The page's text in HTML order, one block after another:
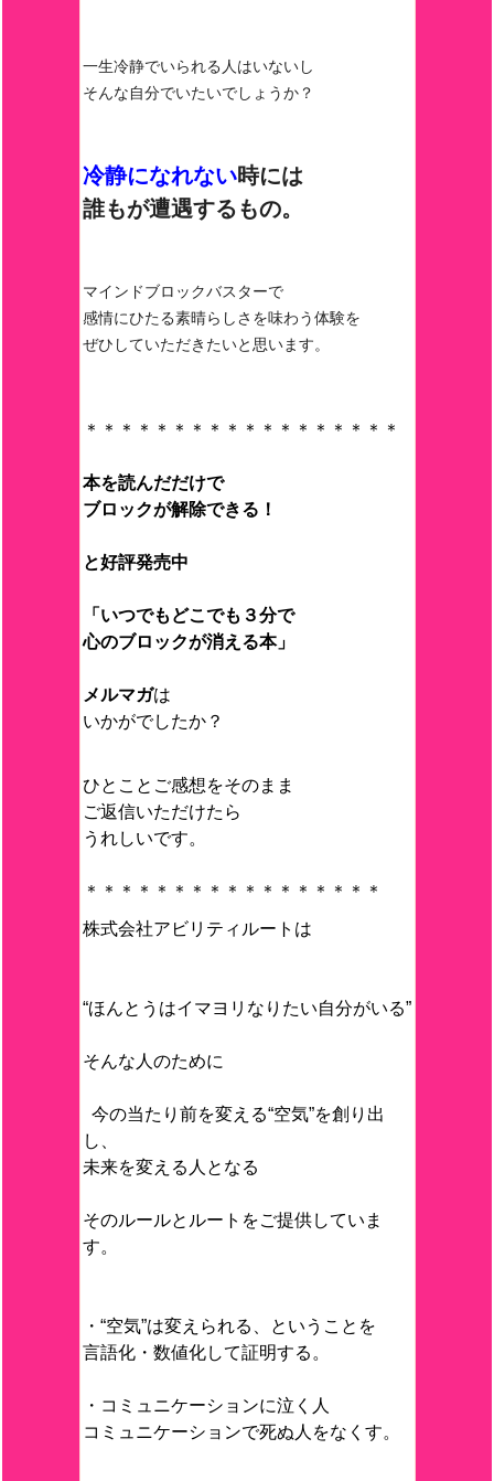
一生冷静でいられる人はいないし
そんな自分でいたいでしょうか？
冷静になれない時には
誰もが遭遇するもの。
マインドブロックバスターで
感情にひたる素晴らしさを味わう体験を
ぜひしていただきたいと思います。
＊＊＊＊＊＊＊＊＊＊＊＊＊＊＊＊＊＊
本を読んだだけで
ブロックが解除できる！
と好評発売中
「いつでもどこでも３分で
心のブロックが消える本」
メルマガは
いかがでしたか？
ひとことご感想をそのまま
ご返信いただけたら
うれしいです。
＊＊＊＊＊＊＊＊＊＊＊＊＊＊＊＊＊
株式会社アビリティルートは
“ほんとうはイマヨリなりたい自分がいる”
そんな人のために
今の当たり前を変える“空気”を創り出
し、
未来を変える人となる
そのルールとルートをご提供していま
す。
・“空気”は変えられる、ということを
言語化・数値化して証明する。
・コミュニケーションに泣く人
コミュニケーションで死ぬ人をなくす。